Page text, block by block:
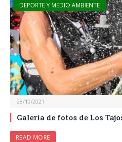
DEPORTE Y MEDIO AMBIENTE
28/10/2021
Galería de fotos de Los
READ MORE